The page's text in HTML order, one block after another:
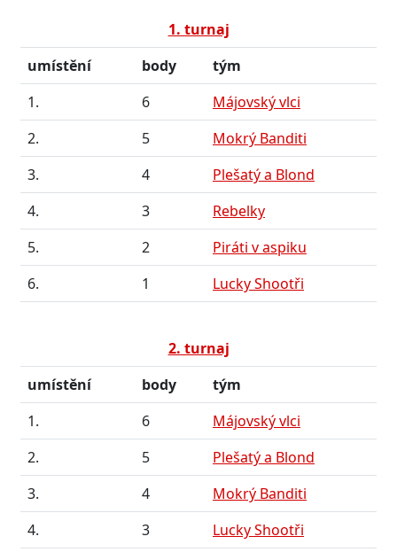
1. turnaj
umístění
body
tým
1.
6
Májovský vlci
2.
5
Mokrý Banditi
3.
4
Plešatý a Blond
4.
3
Rebelky
5.
2
Piráti v aspiku
6.
1 Lucky Shootři
2. turnaj
umístění
body
tým
1.
6
Májovský vlci
2.
5
Plešatý a Blond
3.
4
Mokrý Banditi
4.
3
Lucky Shootři